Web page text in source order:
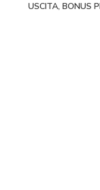
USCITA, BONUS